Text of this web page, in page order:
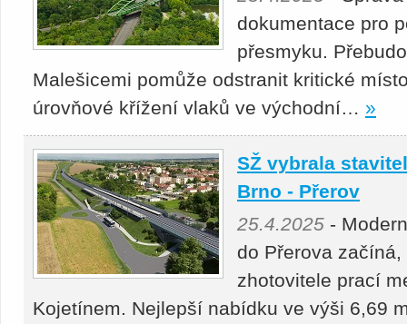
dokumentace pro
přesmyku.
Malešicemi pomůže odstranit kritické
úrovňové křížení vlaků ve východní… »
SŽ vybrala
Brno - Přerov
25.4.2025 -
do Přerova
zhotovitele prací
Kojetínem. Nejlepší nabídku ve výši 6,69